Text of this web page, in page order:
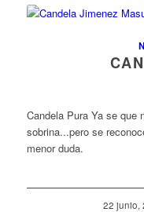
Candela Pura Ya se que
sobrina...pero se
menor duda.
22 junio,
/